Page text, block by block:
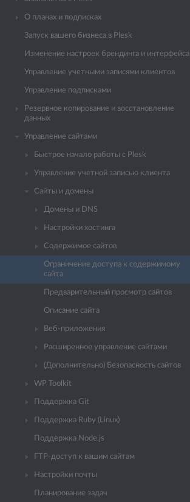
О планах и подписках
Запуск вашего бизнеса в Plesk
Изменение настроек брендинга и интерфейса
Управление учетными записями клиентов
Управление подписками
Резервное копирование и восстановление
данных
Управление сайтами
Быстрое начало работы с Plesk
Управление учетной записью клиента
Сайты и домены
Домены и DNS
Настройки хостинга
Содержимое сайтов
Ограничение доступа к содержимому
сайта
Предварительный просмотр сайтов
Описание сайта
Веб-приложения
Расширенное управление сайтами
(Дополнительно) Безопасность сайтов
WP Toolkit
Поддержка Git
Поддержка Ruby (Linux)
Поддержка Node.js
FTP-доступ к вашим сайтам
Настройки почты
Планирование задач